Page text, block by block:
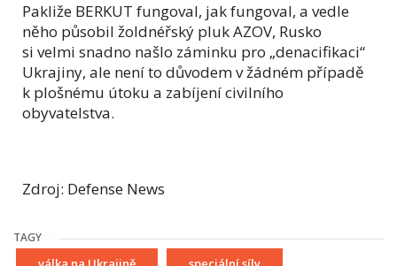
Pakliže BERKUT fungoval, jak fungoval, a vedle
něho působil žoldnéřský pluk AZOV, Rusko
si velmi snadno našlo záminku pro „denacifikaci“
Ukrajiny, ale není to důvodem v žádném případě
k plošnému útoku a zabíjení civilního
obyvatelstva.
Zdroj: Defense News
TAGY